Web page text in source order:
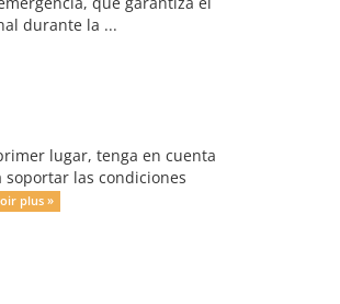
durante la ...
lugar, tenga en cuenta
soportar las condiciones
plus »